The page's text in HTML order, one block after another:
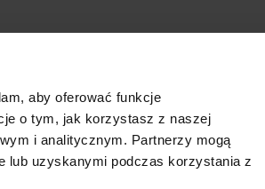
aby oferować funkcje
o tym, jak korzystasz z naszej
i analitycznym. Partnerzy mogą
lub uzyskanymi podczas korzystania z